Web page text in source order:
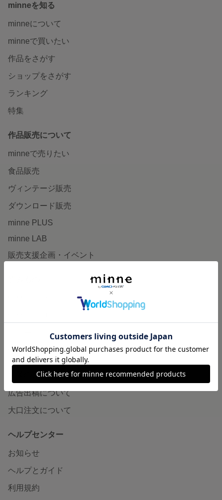
minneを知る
minneについて
minneで買いたい
作品をさがす
ショップをさがす
ランキング
特集
作品販売について
minneで売りたい
食品販売
ヴィンテージ販売
ダウンロード販売
minne PLUS
minne LAB
販売支援企画・イベント
minneとものづくりと
minneの本
企業の方へ
広告出稿について
大口注文について
ヘルプセンター
お知らせ
ヘルプとガイド
利用規約